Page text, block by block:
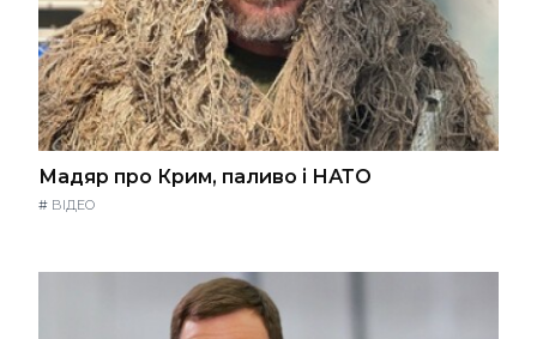
Мадяр про Крим, паливо і НАТО
# ВІДЕО